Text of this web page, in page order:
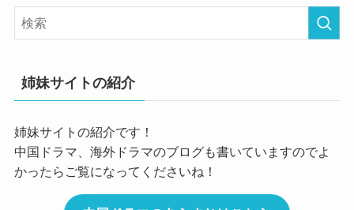
姉妹サイトの紹介
姉妹サイトの紹介です！
中国ドラマ、海外ドラマのブログも書いていますのでよ
かったらご覧になってくださいね！